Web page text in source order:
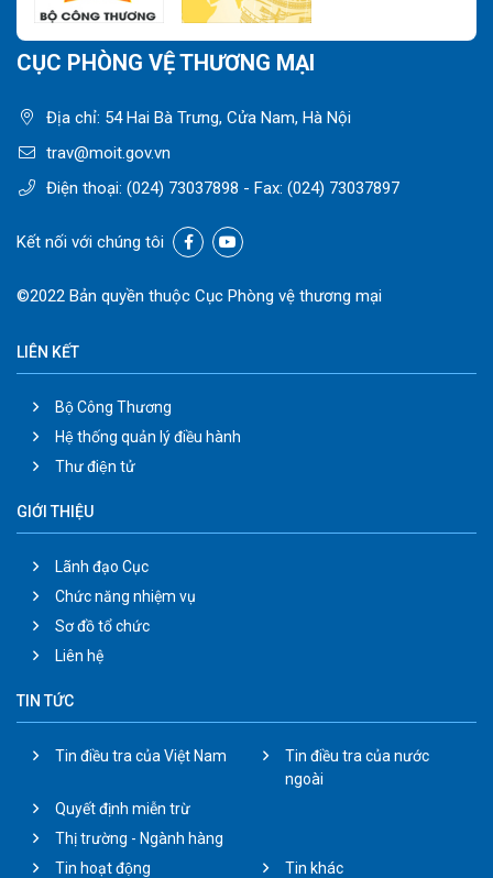
CỤC PHÒNG VỆ THƯƠNG MẠI
Địa chỉ: 54 Hai Bà Trưng, Cửa Nam, Hà Nội
trav@moit.gov.vn
Điện thoại: (024) 73037898 - Fax: (024) 73037897
Kết nối với chúng tôi
©2022 Bản quyền thuộc Cục Phòng vệ thương mại
LIÊN KẾT
Bộ Công Thương
Hệ thống quản lý điều hành
Thư điện tử
GIỚI THIỆU
Lãnh đạo Cục
Chức năng nhiệm vụ
Sơ đồ tổ chức
Liên hệ
TIN TỨC
Tin điều tra của Việt Nam
Tin điều tra của nước
ngoài
Quyết định miễn trừ
Thị trường - Ngành hàng
Tin hoạt động
Tin khác